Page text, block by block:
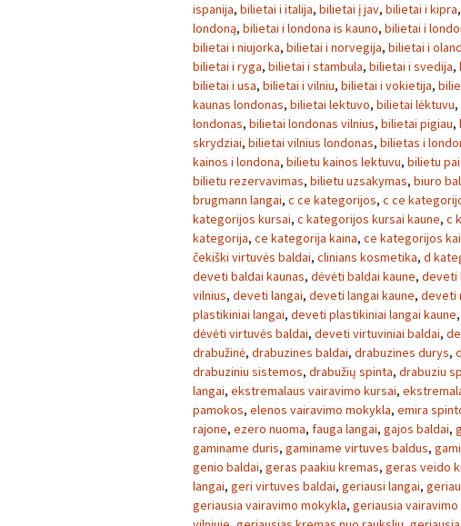
ispanija, bilietai i italija, bilietai į jav, bilietai i kipra,
londoną, bilietai i londona is kauno, bilietai i
bilietai i niujorka, bilietai i norvegija, bilietai i
bilietai i ryga, bilietai i stambula, bilietai i svedija,
bilietai i usa, bilietai i vilniu, bilietai i vokietija,
kaunas londonas, bilietai lektuvo, bilietai lėktuvu,
londonas, bilietai londonas vilnius, bilietai pigiau,
skrydziai, bilietai vilnius londonas, bilietas i
kainos i londona, bilietu kainos lektuvu, bilietu
bilietu rezervavimas, bilietu uzsakymas, biuro
brugmann langai, c ce kategorijos, c ce
kategorijos kursai, c kategorijos kursai kaune, c
kategorija, ce kategorija kaina, ce kategorijos
čekiški virtuvės baldai, clinians kosmetika, d
deveti baldai kaunas, dėvėti baldai kaune, deveti
vilnius, deveti langai, deveti langai kaune, deveti
plastikiniai langai, deveti plastikiniai langai kaune,
dėvėti virtuvės baldai, deveti virtuviniai baldai,
drabužinė, drabuzines baldai, drabuzines durys,
drabuziniu sistemos, drabužių spinta, drabuziu
langai, ekstremalaus vairavimo kursai,
pamokos, elenos vairavimo mokykla, emira
rajone, ezero nuoma, fauga langai, gajos baldai,
gaminame duris, gaminame virtuves baldus,
genio baldai, geras paakiu kremas, geras veido
langai, geri virtuves baldai, geriausi langai,
geriausia vairavimo mokykla, geriausia